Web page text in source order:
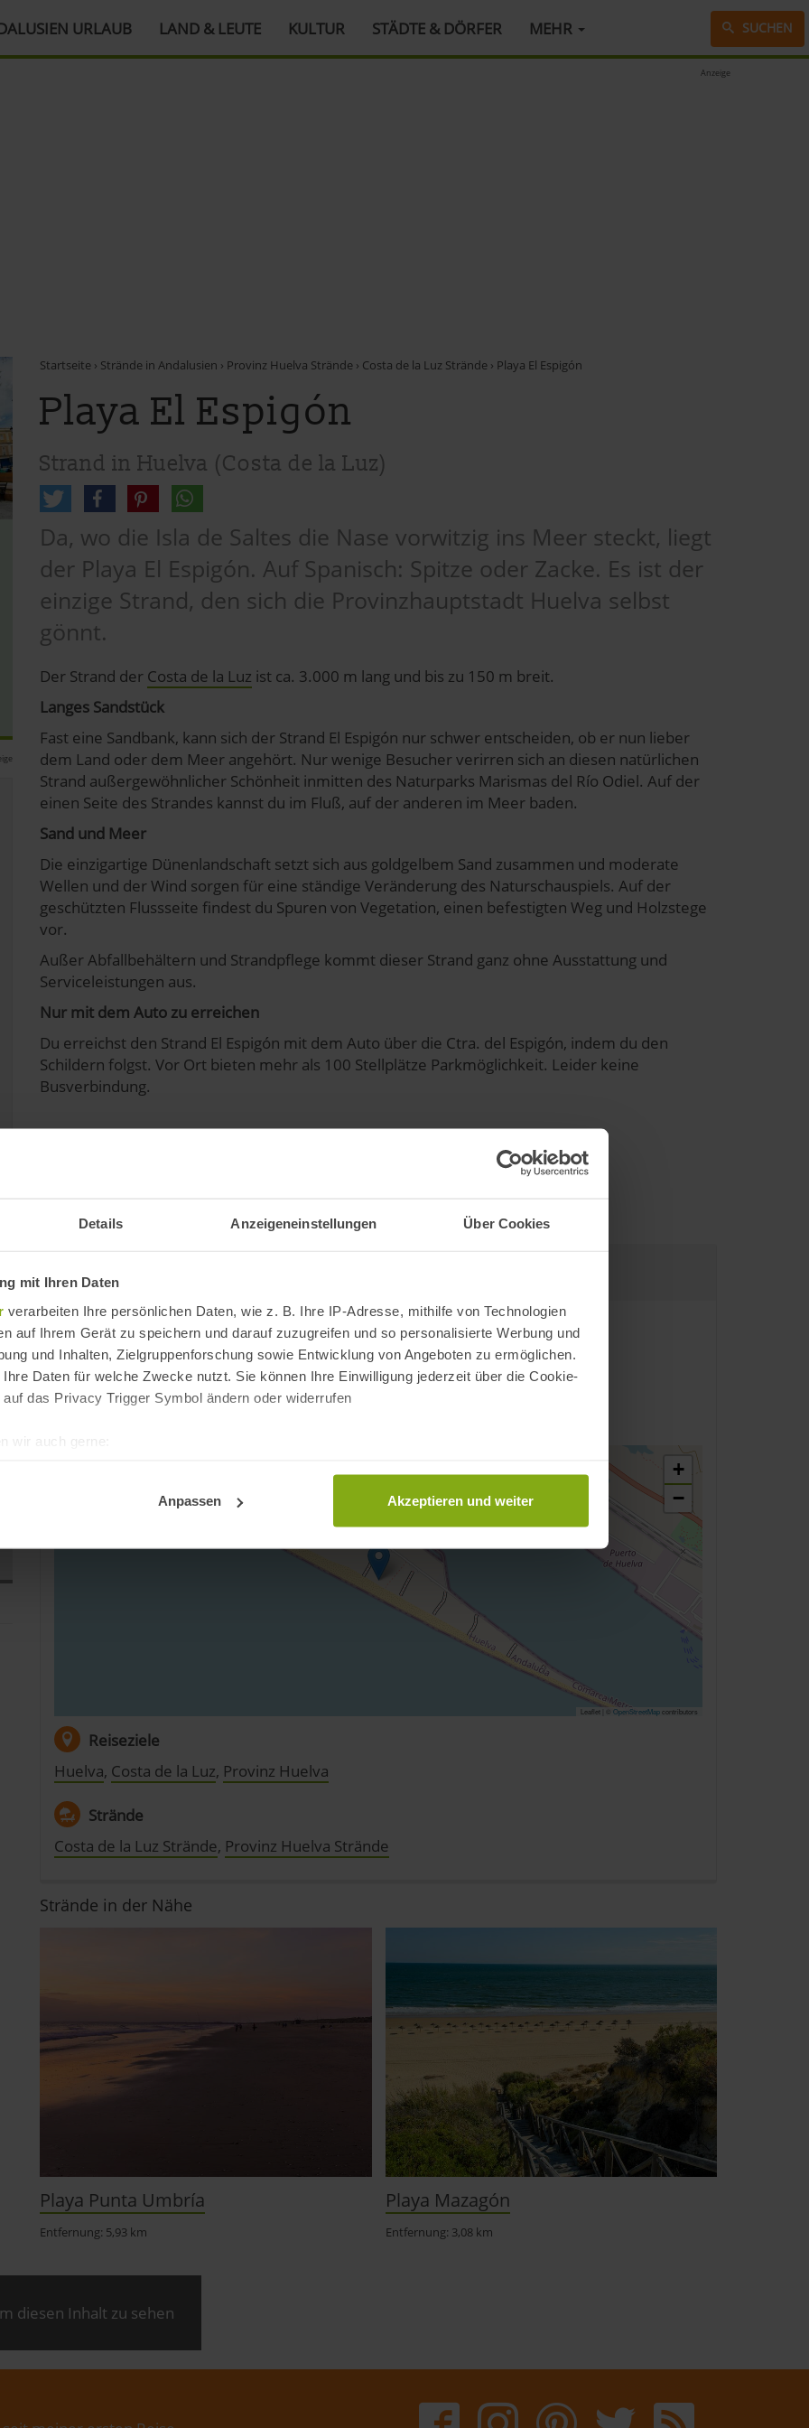
Details Anzeigeneinstellungen Über Cookies
mit Ihren Daten
verarbeiten Ihre persönlichen Daten, wie z. B. Ihre IP-Adresse, mithilfe von Technologien
auf Ihrem Gerät zu speichern und darauf zuzugreifen und so personalisierte Werbung und
und Inhalten, Zielgruppenforschung sowie Entwicklung von Angeboten zu ermöglichen.
Daten für welche Zwecke nutzt. Sie können Ihre Einwilligung jederzeit über die Cookie-
das Privacy Trigger Symbol ändern oder widerrufen
wir auch gerne:
Ihre persönlichen Daten verarbeitet werden, und legen Sie Ihre Präferenzen im
während andere nicht notwendig sind, jedoch helfen das Onlineangebot zu verbessern
Du kannst in den Einsatz der nicht notwendigen Cookies mit dem Klick auf die
oder dich per Klick auf »Anpassen« anders entscheiden. Die Einwilligung umfasst
dir ausgewählten Cookies. Du kannst diese Einstellungen jederzeit aufrufen und Cookies
erhältst du in der Datenschutzerklärung.
Anpassen Akzeptieren und weiter
URLAUB LAND & LEUTE KULTUR STÄDTE & DÖRFER MEHR SUCHEN
Anzeige
Startseite › Strände in Andalusien › Provinz Huelva Strände › Costa de la Luz Strände › Playa El Espigón
Playa El Espigón
Strand in Huelva (Costa de la Luz)
Da, wo die Isla de Saltes die Nase vorwitzig ins Meer steckt, liegt
der Playa El Espigón. Auf Spanisch: Spitze oder Zacke. Es ist der
einzige Strand, den sich die Provinzhauptstadt Huelva selbst
gönnt.
Der Strand der Costa de la Luz ist ca. 3.000 m lang und bis zu 150 m breit.
Langes Sandstück
Fast eine Sandbank, kann sich der Strand El Espigón nur schwer entscheiden, ob er nun lieber
dem Land oder dem Meer angehört. Nur wenige Besucher verirren sich an diesen natürlichen
Strand außergewöhnlicher Schönheit inmitten des Naturparks Marismas del Río Odiel. Auf der
einen Seite des Strandes kannst du im Fluß, auf der anderen im Meer baden.
Sand und Meer
Die einzigartige Dünenlandschaft setzt sich aus goldgelbem Sand zusammen und moderate
Wellen und der Wind sorgen für eine ständige Veränderung des Naturschauspiels. Auf der
geschützten Flussseite findest du Spuren von Vegetation, einen befestigten Weg und Holzstege
vor.
Außer Abfallbehältern und Strandpflege kommt dieser Strand ganz ohne Ausstattung und
Serviceleistungen aus.
Nur mit dem Auto zu erreichen
Du erreichst den Strand El Espigón mit dem Auto über die Ctra. del Espigón, indem du den
Schildern folgst. Vor Ort bieten mehr als 100 Stellplätze Parkmöglichkeit. Leider keine
Busverbindung.
Länge:300 m 150 m
Anfahrt
Playa Espigón
Huelva
Provinz Huelva, Andalusien
+
−
Leaflet | © OpenStreetMapcontributors
Reiseziele
Huelva, Costa de la Luz, Provinz Huelva
Strände
Costa de la Luz Strände, Provinz Huelva Strände
Strände in der Nähe
Playa Punta Umbría
Entfernung: 5,93 km
Playa Mazagón
Entfernung: 3,08 km
diesen Inhalt zu sehen